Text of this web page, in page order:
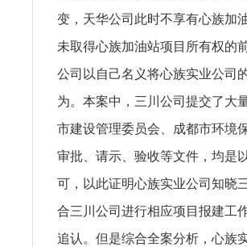
变，天华公司此时不享有心族加
未取得心族加油站项目所有权的
公司以自己名义将心族实业公司
为。本案中，三川公司提交了大
市建设管理委员会、成都市环境
审批、请示、验收等文件，均是
可，以此证明心族实业公司知晓
合三川公司进行相应项目报建工
追认。但是综合全案分析，心族